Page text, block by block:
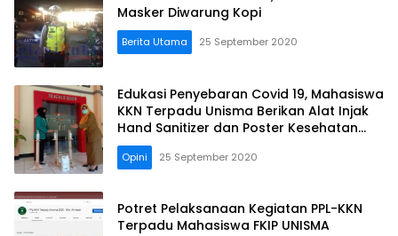
Masker Diwarung Kopi
Berita Utama 25 September 2020
Edukasi Penyebaran Covid 19, Mahasiswa
KKN Terpadu Unisma Berikan Alat Injak
Hand Sanitizer dan Poster Kesehatan
Kepada SMAN 8 Malang
Opini 25 September 2020
Potret Pelaksanaan Kegiatan PPL-KKN
Terpadu Mahasiswa FKIP UNISMA